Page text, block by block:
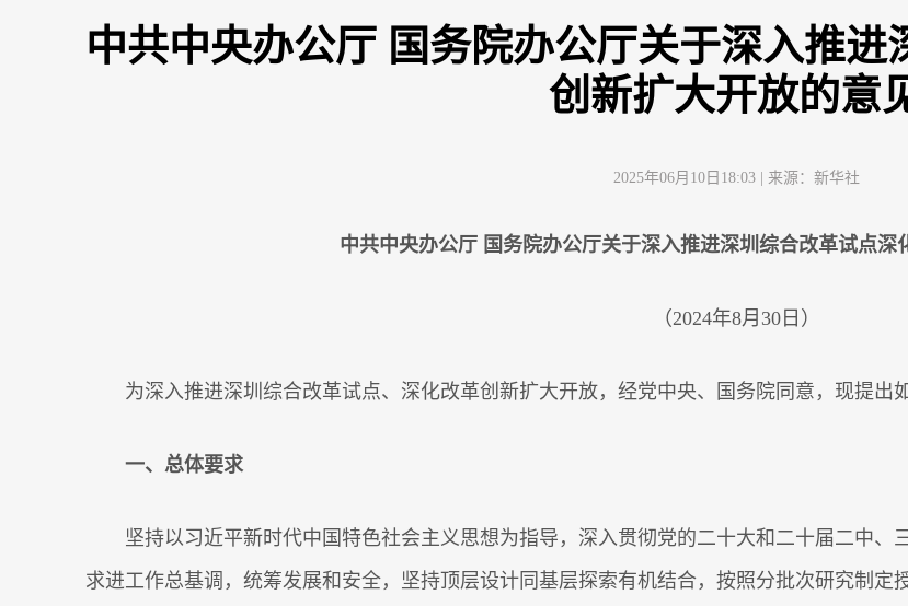
中共中央办公厅 国务院办公厅关于深入推
创新扩大开放的意
2025年06月10日18:03 | 来源： 新华社
中共中央办公厅 国务院办公厅关于深入推进深圳综合改革试点深
（2024年8月30日）
为深入推进深圳综合改革试点、深化改革创新扩大开放，经党中央、国务院同意，现提出如
一、总体要求
坚持以习近平新时代中国特色社会主义思想为指导，深入贯彻党的二十大和二十届二中、
求进工作总基调，统筹发展和安全，坚持顶层设计同基层探索有机结合，按照分批次研究制